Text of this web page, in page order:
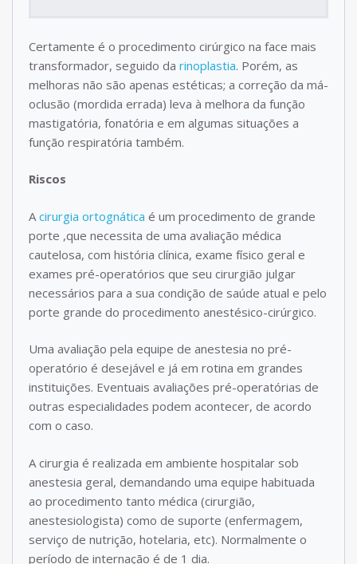
Certamente é o procedimento cirúrgico na face mais
transformador, seguido da rinoplastia. Porém, as
melhoras não são apenas estéticas; a correção da má-
oclusão (mordida errada) leva à melhora da função
mastigatória, fonatória e em algumas situações a
função respiratória também.
Riscos
A cirurgia ortognática é um procedimento de grande
porte ,que necessita de uma avaliação médica
cautelosa, com história clínica, exame físico geral e
exames pré-operatórios que seu cirurgião julgar
necessários para a sua condição de saúde atual e pelo
porte grande do procedimento anestésico-cirúrgico.
Uma avaliação pela equipe de anestesia no pré-
operatório é desejável e já em rotina em grandes
instituições. Eventuais avaliações pré-operatórias de
outras especialidades podem acontecer, de acordo
com o caso.
A cirurgia é realizada em ambiente hospitalar sob
anestesia geral, demandando uma equipe habituada
ao procedimento tanto médica (cirurgião,
anestesiologista) como de suporte (enfermagem,
serviço de nutrição, hotelaria, etc). Normalmente o
período de internação é de 1 dia.